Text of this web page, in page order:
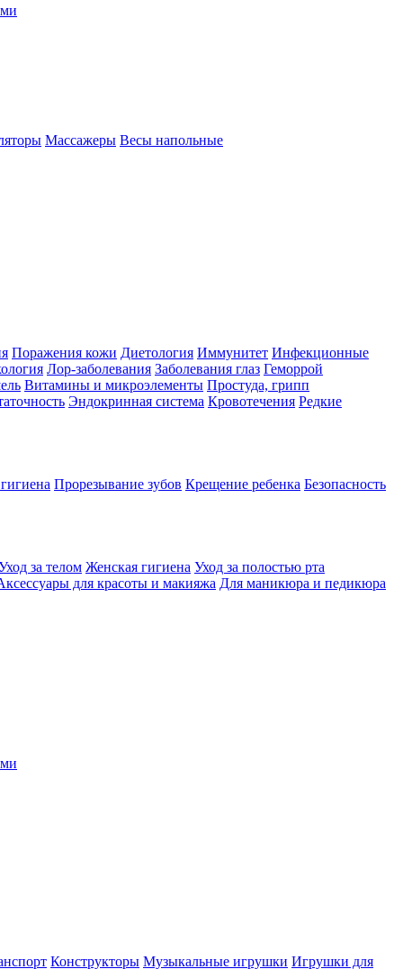
Массажеры Весы напольные
Поражения кожи Диетология Иммунитет Инфекционные
Лор-заболевания Заболевания глаз Геморрой
Витамины и микроэлементы Простуда, грипп
Эндокринная система Кровотечения Редкие
Прорезывание зубов Крещение ребенка Безопасность
за телом Женская гигиена Уход за полостью рта
для красоты и макияжа Для маникюра и педикюра
Конструкторы Музыкальные игрушки Игрушки для